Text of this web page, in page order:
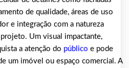
de qualidade, áreas de uso
e integração com a natureza
Um visual impactante,
a atenção do público e pode
um imóvel ou espaço comercial. A